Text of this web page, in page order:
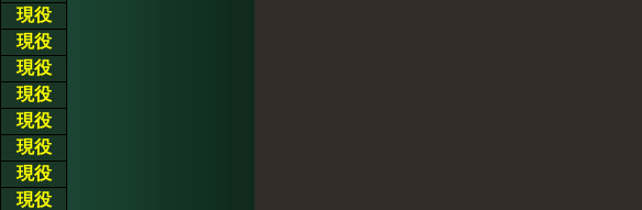
現役
現役
現役
現役
現役
現役
現役
現役